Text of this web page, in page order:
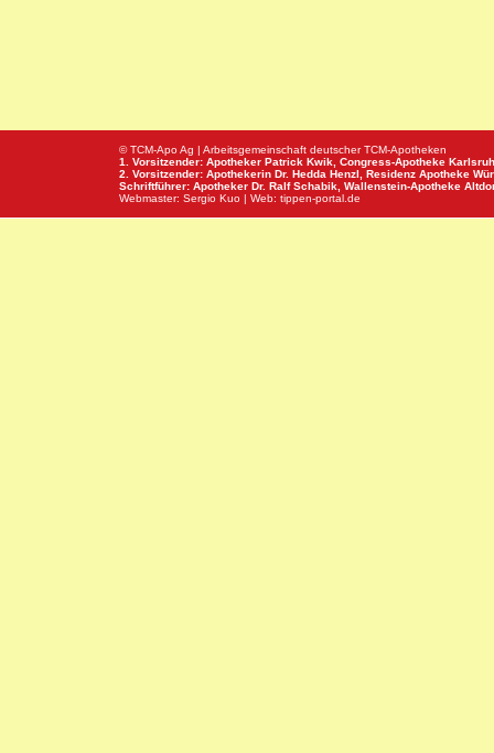
© TCM-Apo Ag | Arbeitsgemeinschaft deutscher TCM-Apotheken
1. Vorsitzender: Apotheker Patrick Kwik, Congress-Apotheke
2. Vorsitzender: Apothekerin Dr. Hedda Henzl, Residenz Apotheke
Schriftführer: Apotheker Dr. Ralf Schabik, Wallenstein-Apotheke
Webmaster: Sergio Kuo | Web: tippen-portal.de